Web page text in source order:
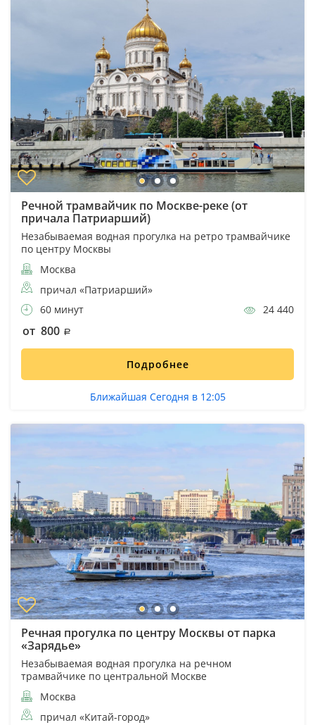
Речной трамвайчик по Москве-реке (от
причала Патриарший)
Незабываемая водная прогулка на ретро трамвайчике
по центру Москвы
Москва
причал «Патриарший»
60 минут
24 440
от 800
Подробнее
Ближайшая Сегодня в 12:05
Речная прогулка по центру Москвы от парка
«Зарядье»
Незабываемая водная прогулка на речном
трамвайчике по центральной Москве
Москва
причал «Китай-город»